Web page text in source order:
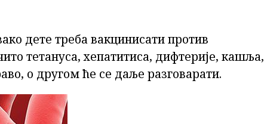
дете треба вакцинисати против
тетануса, хепатитиса, дифтерије, кашља,
о другом ће се даље разговарати.